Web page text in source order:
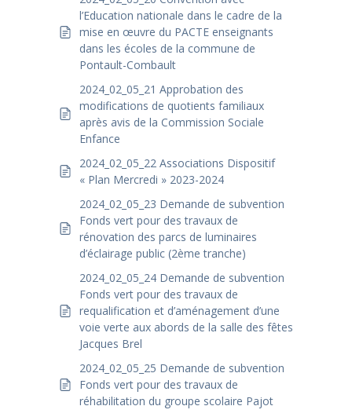
l’Education nationale dans le cadre de la
mise en œuvre du PACTE enseignants
dans les écoles de la commune de
Pontault-Combault
2024_02_05_21 Approbation des
modifications de quotients familiaux
après avis de la Commission Sociale
Enfance
2024_02_05_22 Associations Dispositif
« Plan Mercredi » 2023-2024
2024_02_05_23 Demande de subvention
Fonds vert pour des travaux de
rénovation des parcs de luminaires
d’éclairage public (2ème tranche)
2024_02_05_24 Demande de subvention
Fonds vert pour des travaux de
requalification et d’aménagement d’une
voie verte aux abords de la salle des fêtes
Jacques Brel
2024_02_05_25 Demande de subvention
Fonds vert pour des travaux de
réhabilitation du groupe scolaire Pajot